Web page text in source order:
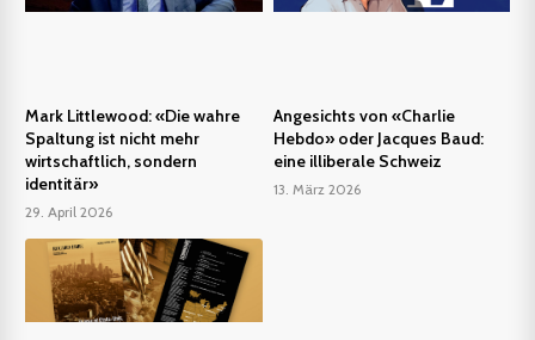
Mark Littlewood: «Die wahre
Spaltung ist nicht mehr
wirtschaftlich, sondern
identitär»
29. April 2026
Angesichts von «Charlie
Hebdo» oder Jacques Baud:
eine illiberale Schweiz
13. März 2026